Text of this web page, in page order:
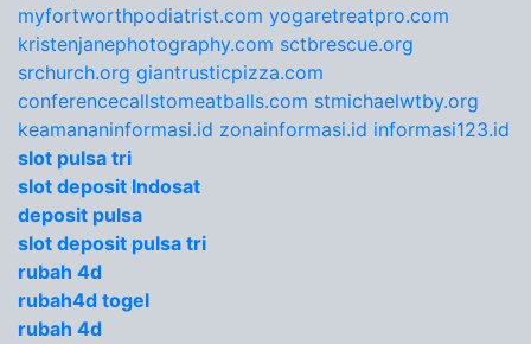
myfortworthpodiatrist.com yogaretreatpro.com
kristenjanephotography.com sctbrescue.org
srchurch.org giantrusticpizza.com
conferencecallstomeatballs.com stmichaelwtby.org
keamananinformasi.id zonainformasi.id informasi123.id
slot pulsa tri
slot deposit Indosat
deposit pulsa
slot deposit pulsa tri
rubah 4d
rubah4d togel
rubah 4d